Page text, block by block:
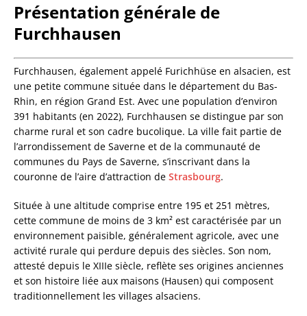
Présentation générale de
Furchhausen
Furchhausen, également appelé Furichhüse en alsacien, est
une petite commune située dans le département du Bas-
Rhin, en région Grand Est. Avec une population d’environ
391 habitants (en 2022), Furchhausen se distingue par son
charme rural et son cadre bucolique. La ville fait partie de
l’arrondissement de Saverne et de la communauté de
communes du Pays de Saverne, s’inscrivant dans la
couronne de l’aire d’attraction de Strasbourg.
Située à une altitude comprise entre 195 et 251 mètres,
cette commune de moins de 3 km² est caractérisée par un
environnement paisible, généralement agricole, avec une
activité rurale qui perdure depuis des siècles. Son nom,
attesté depuis le XIIIe siècle, reflète ses origines anciennes
et son histoire liée aux maisons (Hausen) qui composent
traditionnellement les villages alsaciens.